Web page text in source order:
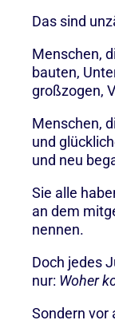
Das sind
Menschen,
bauten,
großzogen,
Menschen,
und
und neu
Sie alle
an dem
nennen.
Doch jedes
nur: Woher
Sondern vor